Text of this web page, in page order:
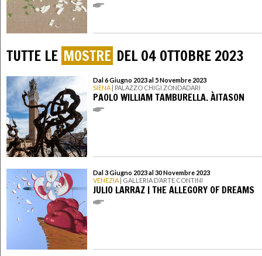
TUTTE LE MOSTRE DEL 04 OTTOBRE 2023
Dal 6 Giugno 2023 al 5 Novembre 2023
SIENA | PALAZZO CHIGI ZONDADARI
PAOLO WILLIAM TAMBURELLA. ÀITASON
Dal 3 Giugno 2023 al 30 Novembre 2023
VENEZIA | GALLERIA D’ARTE CONTINI
JULIO LARRAZ | THE ALLEGORY OF DREAMS